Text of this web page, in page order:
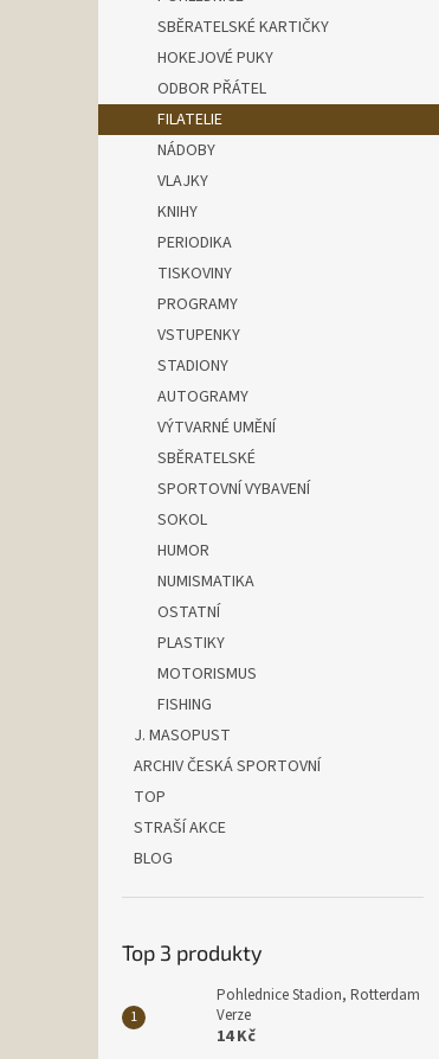
SBĚRATELSKÉ KARTIČKY
HOKEJOVÉ PUKY
ODBOR PŘÁTEL
FILATELIE
NÁDOBY
VLAJKY
KNIHY
PERIODIKA
TISKOVINY
PROGRAMY
VSTUPENKY
STADIONY
AUTOGRAMY
VÝTVARNÉ UMĚNÍ
SBĚRATELSKÉ
SPORTOVNÍ VYBAVENÍ
SOKOL
HUMOR
NUMISMATIKA
OSTATNÍ
PLASTIKY
MOTORISMUS
FISHING
J. MASOPUST
ARCHIV ČESKÁ SPORTOVNÍ
TOP
STRAŠÍ AKCE
BLOG
Top 3 produkty
Pohlednice Stadion, Rotterdam
Verze
14 Kč